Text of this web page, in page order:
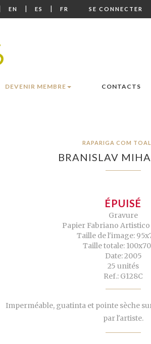
EN | ES | FR SE CONNECTER
DEVENIR MEMBRE CONTACTS
RAPARIGA COM
BRANISLAV
ÉPUISÉ
Gravure
Papier Fabriano
Taille de l'image:
Taille totale:
Date: 2005
25 unités
Ref.: G128C
Imperméable, guatinta et pointe sèche
par l'artiste.